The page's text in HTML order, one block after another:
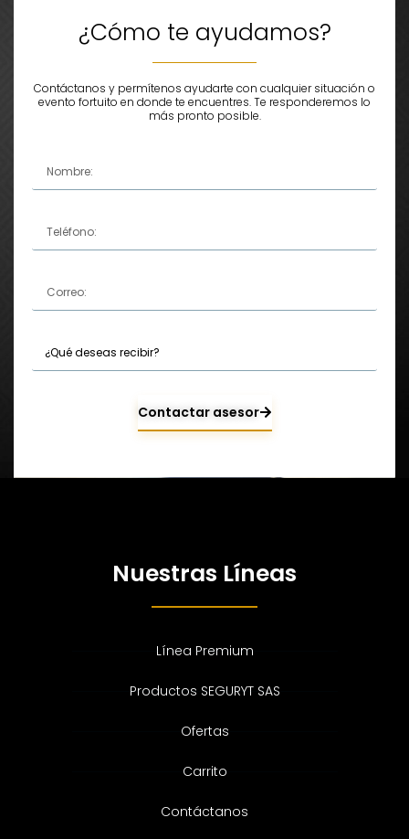
¿Cómo te ayudamos?
Contáctanos y permítenos ayudarte con cualquier situación o
evento fortuito en donde te encuentres. Te responderemos lo
más pronto posible.
Contactar asesor
Nuestras Líneas
Línea Premium
Productos SEGURYT SAS
Ofertas
Carrito
Contáctanos